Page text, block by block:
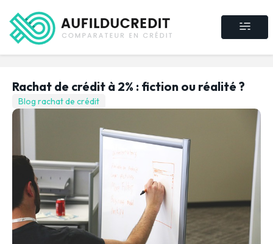
Rachat de crédit à 2% : fiction ou réalité ?
Blog rachat de crédit